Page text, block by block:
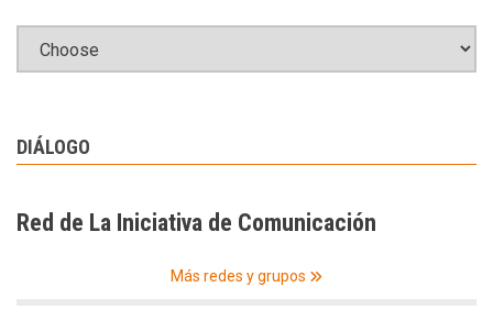
DIÁLOGO
Red de La Iniciativa de Comunicación
Más redes y grupos